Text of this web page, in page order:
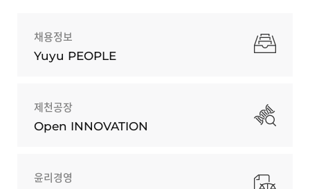
채용정보
Yuyu PEOPLE
제천공장
Open INNOVATION
윤리경영